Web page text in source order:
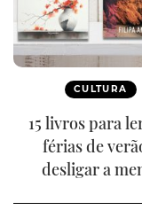
CULTURA
15 livros para
férias de
desligar a